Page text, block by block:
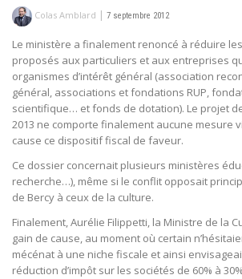
Colas Amblard | 7 septembre 2012
Le ministère a finalement renoncé à réduire
proposés aux particuliers et aux entreprises
organismes d’intérêt général (association
général, associations et fondations RUP,
scientifique… et fonds de dotation). Le projet
2013 ne comporte finalement aucune mesure
cause ce dispositif fiscal de faveur.
Ce dossier concernait plusieurs ministères
recherche…), même si le conflit opposait
de Bercy à ceux de la culture.
Finalement, Aurélie Filippetti, la Ministre de la
gain de cause, au moment où certain
mécénat à une niche fiscale et ainsi
réduction d’impôt sur les sociétés de 60% à